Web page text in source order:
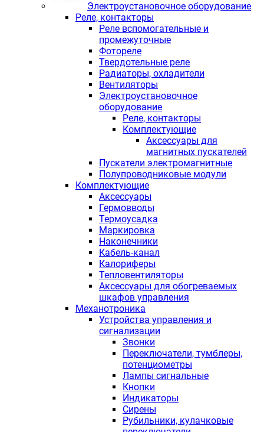
Электроустановочное оборудование
Реле, контакторы
Реле вспомогательные и
промежуточные
Фотореле
Твердотельные реле
Радиаторы, охладители
Вентиляторы
Электроустановочное
оборудование
Реле, контакторы
Комплектующие
Аксессуары для
магнитных пускателей
Пускатели электромагнитные
Полупроводниковые модули
Комплектующие
Аксессуары
Гермовводы
Термоусадка
Маркировка
Наконечники
Кабель-канал
Калориферы
Тепловентиляторы
Аксессуары для обогреваемых
шкафов управления
Механотроника
Устройства управления и
сигнализации
Звонки
Переключатели, тумблеры,
потенциометры
Лампы сигнальные
Кнопки
Индикаторы
Сирены
Рубильники, кулачковые